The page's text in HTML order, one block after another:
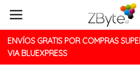
ENVÍOS GRATIS POR COMPRAS
VIA BLUEXPRESS